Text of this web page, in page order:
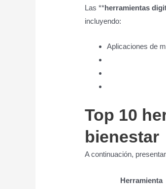
Las **herramientas
incluyendo:
Aplicaciones de
Top 10
bienestar
A continuación,
Herramienta